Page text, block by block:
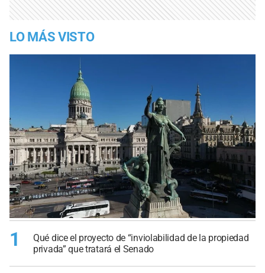
LO MÁS VISTO
1
Qué dice el proyecto de “inviolabilidad de la propiedad
privada” que tratará el Senado